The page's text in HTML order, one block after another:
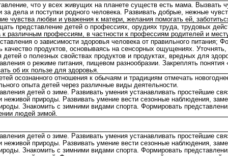
что у всех живущих на планете существ есть мама. Вызвать
за дела и поступки родного человека. Развивать добрые, нежные
чувства любви и уважения к матери, желания помогать ей,
представление детей о профессиях, орудиях труда, трудовых
к различным профессиям, в частности к профессиям родителей и
о зависимости здоровья человека от правильного питания;
качество продуктов, основываясь на сенсорных ощущениях.
детей о полезных свойствах продуктов и продуктах, вредных для
о режиме питания, пищевом разнообразии. Закреплять понятия
об их пользе для здоровья.
осознанного отношения к обычаям и традициям отмечать
опыта детей через различные виды деятельности.
детей о зиме. Развивать умения устанавливать простейшие
неживой природы. Развивать умение вести сезонные наблюдения,
Знакомить с зимними видами спорта. Формировать
людей зимой.
детей о зиме. Развивать умения устанавливать простейшие
неживой природы. Развивать умение вести сезонные наблюдения,
Знакомить с зимними видами спорта. Формировать